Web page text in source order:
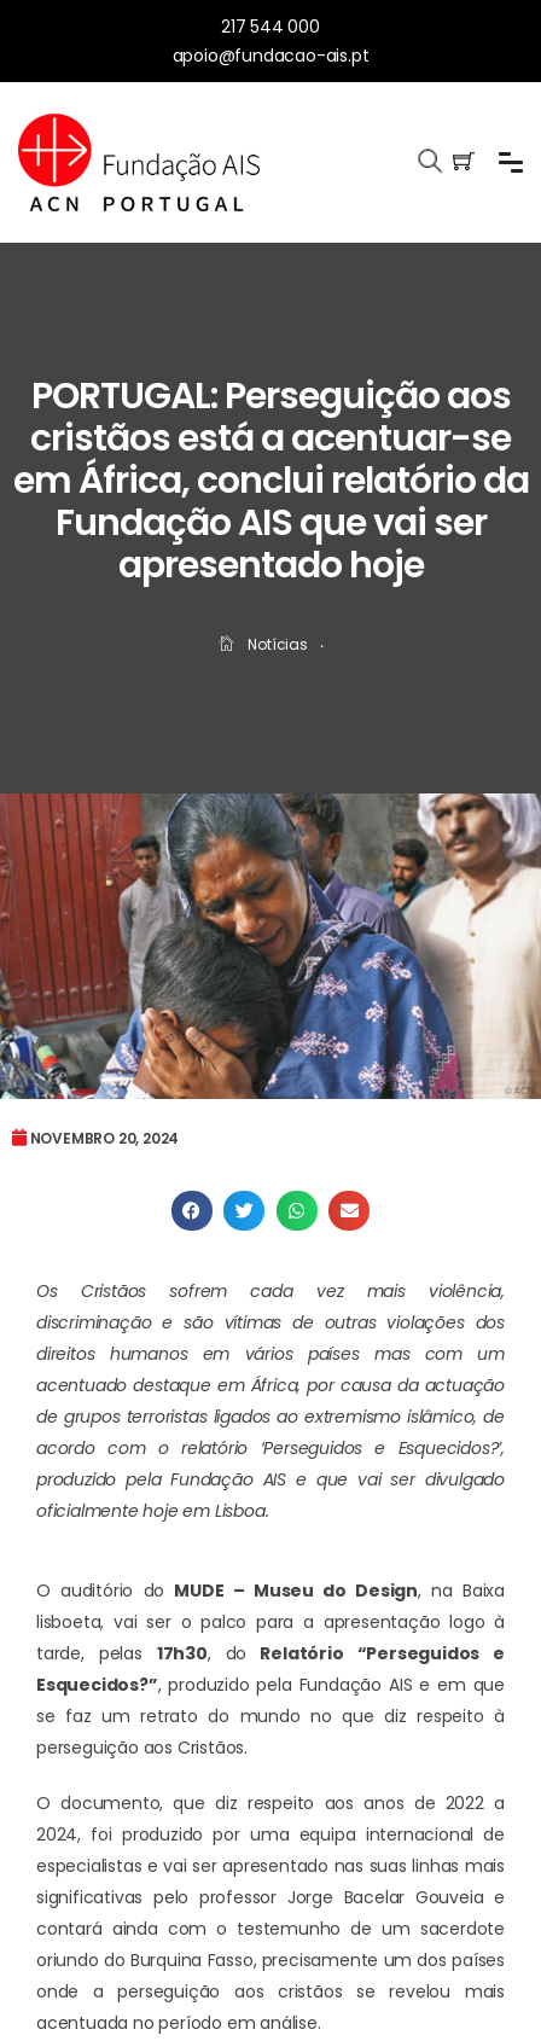
217 544 000
apoio@fundacao-ais.pt
PORTUGAL: Perseguição aos
cristãos está a acentuar-se
em África, conclui relatório da
Fundação AIS que vai ser
apresentado hoje
Notícias ‧
NOVEMBRO 20, 2024
Os Cristãos sofrem cada vez mais violência,
discriminação e são vítimas de outras violações dos
direitos humanos em vários países mas com um
acentuado destaque em África, por causa da actuação
de grupos terroristas ligados ao extremismo islâmico, de
acordo com o relatório ‘Perseguidos e Esquecidos?’,
produzido pela Fundação AIS e que vai ser divulgado
oficialmente hoje em Lisboa.
O auditório do MUDE – Museu do Design, na Baixa
lisboeta, vai ser o palco para a apresentação logo à
tarde, pelas 17h30, do Relatório “Perseguidos e
Esquecidos?”, produzido pela Fundação AIS e em que
se faz um retrato do mundo no que diz respeito à
perseguição aos Cristãos.
O documento, que diz respeito aos anos de 2022 a
2024, foi produzido por uma equipa internacional de
especialistas e vai ser apresentado nas suas linhas mais
significativas pelo professor Jorge Bacelar Gouveia e
contará ainda com o testemunho de um sacerdote
oriundo do Burquina Fasso, precisamente um dos países
onde a perseguição aos cristãos se revelou mais
acentuada no período em análise.